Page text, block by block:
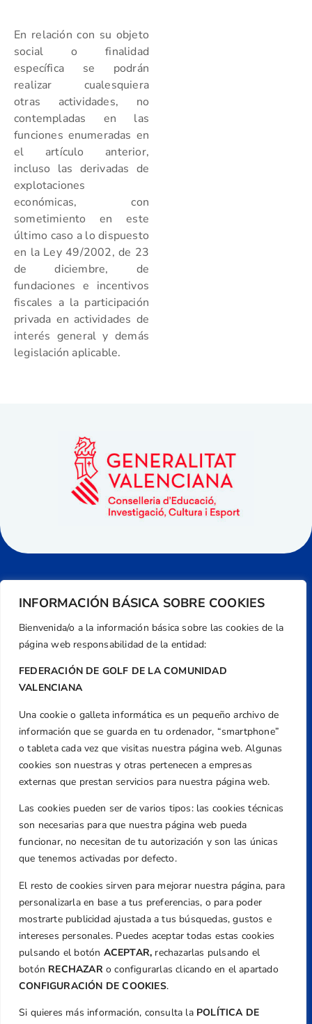
INFORMACIÓN BÁSICA SOBRE COOKIES
Bienvenida/o a la información básica sobre las cookies de la
página web responsabilidad de la entidad:
FEDERACIÓN DE GOLF DE LA COMUNIDAD
VALENCIANA
Una cookie o galleta informática es un pequeño archivo de
información que se guarda en tu ordenador, “smartphone”
o tableta cada vez que visitas nuestra página web. Algunas
cookies son nuestras y otras pertenecen a empresas
externas que prestan servicios para nuestra página web.
Las cookies pueden ser de varios tipos: las cookies técnicas
son necesarias para que nuestra página web pueda
funcionar, no necesitan de tu autorización y son las únicas
que tenemos activadas por defecto.
El resto de cookies sirven para mejorar nuestra página, para
personalizarla en base a tus preferencias, o para poder
mostrarte publicidad ajustada a tus búsquedas, gustos e
intereses personales. Puedes aceptar todas estas cookies
pulsando el botón ACEPTAR, rechazarlas pulsando el
botón RECHAZARo configurarlas clicando en el apartado
CONFIGURACIÓN DE COOKIES.
Si quieres más información, consulta la POLÍTICA DE
En relación con su objeto
social o finalidad
específica se podrán
realizar cualesquiera
otras actividades, no
contempladas en las
funciones enumeradas en
el artículo anterior,
incluso las derivadas de
explotaciones
económicas, con
sometimiento en este
último caso a lo dispuesto
en la Ley 49/2002, de 23
de diciembre, de
fundaciones e incentivos
fiscales a la participación
privada en actividades de
interés general y demás
legislación aplicable.
Dirección
Centre de L´Esport, Carrer d'Isaac Peral i
Caballero, Nº 5, Despachos 2 y 3, 46980,
Valencia
+34 961 367 799
Email
federacion@golfcv.com
Aviso Legal
Política de Privacidad
Transparencia
Normativa
Federación